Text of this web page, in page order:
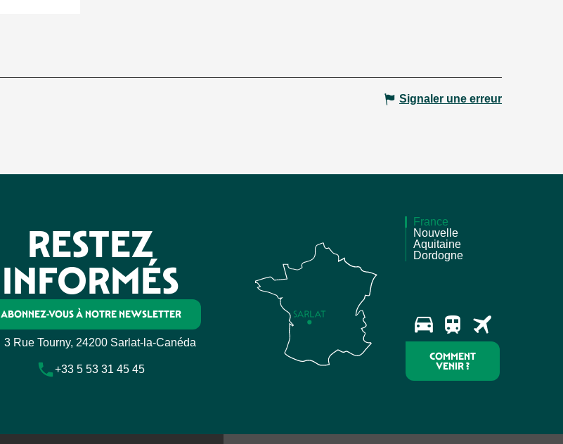
Signaler une erreur
RESTEZ
INFORMÉS
ABONNEZ-VOUS À NOTRE NEWSLETTER
3 Rue Tourny, 24200 Sarlat-la-Canéda
+33 5 53 31 45 45
France
Nouvelle
Aquitaine
Dordogne
COMMENT
VENIR ?